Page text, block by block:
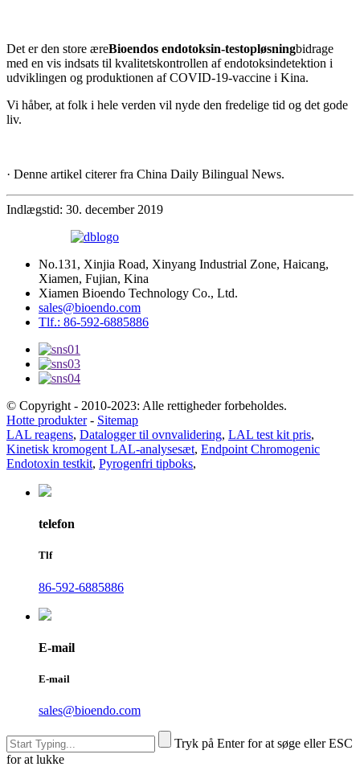
Det er den store æreBioendos endotoksin-testopløsningbidrage
med en vis indsats til kvalitetskontrollen af ​​endotoksindetektion i
udviklingen og produktionen af ​​COVID-19-vaccine i Kina.
Vi håber, at folk i hele verden vil nyde den fredelige tid og det gode
liv.
· Denne artikel citerer fra China Daily Bilingual News.
Indlægstid: 30. december 2019
No.131, Xinjia Road, Xinyang Industrial Zone, Haicang,
Xiamen, Fujian, Kina
Xiamen Bioendo Technology Co., Ltd.
sales@bioendo.com
Tlf.: 86-592-6885886
© Copyright - 2010-2023: Alle rettigheder forbeholdes.
Hotte produkter- Sitemap
LAL reagens, Datalogger til ovnvalidering, LAL test kit pris,
Kinetisk kromogent LAL-analysesæt, Endpoint Chromogenic
Endotoxin testkit, Pyrogenfri tipboks,
telefon
Tlf
86-592-6885886
E-mail
E-mail
sales@bioendo.com
Tryk på Enter for at søge eller ESC
for at lukke